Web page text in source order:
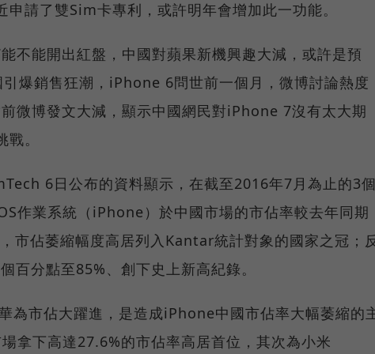
請了雙Sim卡專利，或許明年會增加此一功能。
不能開出紅盤，中國對蘋果新機興趣大減，或許是預
爆銷售狂潮，iPhone 6問世前一個月，微博討論熱度
微博發文大減，顯示中國網民對iPhone 7沒有太大期
。
6日公布的資料顯示，在截至2016年7月為止的3個
作業系統（iPhone）於中國市場的市佔率較去年同期
市佔萎縮幅度高居列入Kantar統計對象的國家之冠；
分點至85%、創下史上新高紀錄。
為市佔大躍進，是造成iPhone中國市佔率大幅萎縮的
拿下高達27.6%的市佔率高居首位，其次為小米